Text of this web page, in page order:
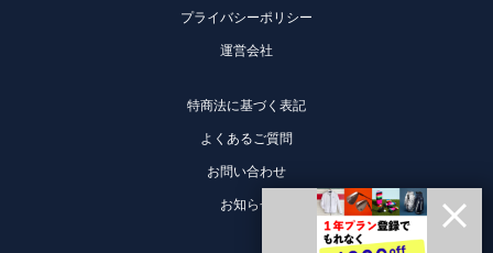
プライバシーポリシー
運営会社
特商法に基づく表記
よくあるご質問
お問い合わせ
お知らせ